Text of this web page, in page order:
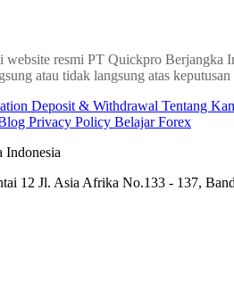
website resmi PT Quickpro Berjangka
atau tidak langsung atas
Deposit & Withdrawal Tentang
Privacy Policy Belajar Forex
Indonesia
12 Jl. Asia Afrika No.133 - 137,